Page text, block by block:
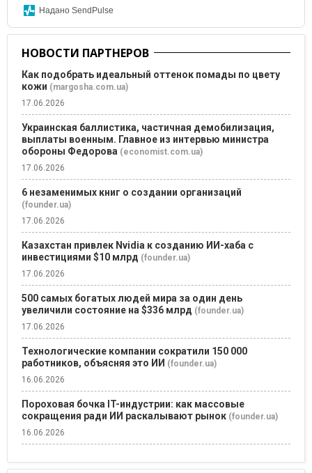
Надано SendPulse
НОВОСТИ ПАРТНЕРОВ
Как подобрать идеальный оттенок помады по цвету
кожи (margosha.com.ua)
17.06.2026
Украинская баллистика, частичная демобилизация,
выплаты военным. Главное из интервью министра
обороны Федорова (economist.com.ua)
17.06.2026
6 незаменимых книг о создании организаций
(founder.ua)
17.06.2026
Казахстан привлек Nvidia к созданию ИИ-хаба с
инвестициями $10 млрд (founder.ua)
17.06.2026
500 самых богатых людей мира за один день
увеличили состояние на $336 млрд (founder.ua)
17.06.2026
Технологические компании сократили 150 000
работников, объясняя это ИИ (founder.ua)
16.06.2026
Пороховая бочка IT-индустрии: как массовые
сокращения ради ИИ раскалывают рынок (founder.ua)
16.06.2026